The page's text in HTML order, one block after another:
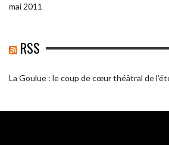
mai 2011
RSS
La Goulue : le coup de cœur théâtral de